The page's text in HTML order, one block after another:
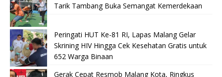
Tarik Tambang Buka Semangat Kemerdekaan
Peringati HUT Ke-81 RI, Lapas Malang Gelar
Skrining HIV Hingga Cek Kesehatan Gratis untuk
652 Warga Binaan
Gerak Cepat Resmob Malang Kota, Ringkus